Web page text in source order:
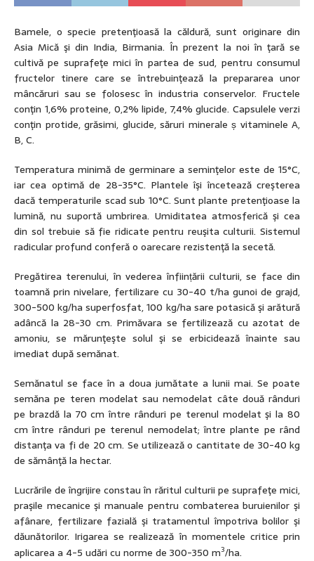
Bamele, o specie pretenţioasă la căldură, sunt originare din
Asia Mică şi din India, Birmania. În prezent la noi în ţară se
cultivă pe suprafeţe mici în partea de sud, pentru consumul
fructelor tinere care se întrebuinţează la pre­pararea unor
mâncăruri sau se folosesc în industria conservelor. Fructele
conţin 1,6% pro­teine, 0,2% lipide, 7,4% glucide. Capsulele verzi
conţin pro­tide, grăsimi, glucide, săruri minerale ș vitaminele A,
B, C.
Temperatura minimă de germinare a seminţelor este de 15°C,
iar cea optimă de 28-35°C. Plantele îşi încetează creşterea
dacă temperaturile scad sub 10°C. Sunt plante pretenţioase la
lumină, nu suportă umbrirea. Umiditatea atmosferică şi cea
din sol trebuie să fie ridicate pentru reuşita culturii. Sistemul
radicular profund conferă o oarecare rezistenţă la secetă.
Pregătirea terenului, în vederea înființării culturii, se face din
toamnă prin nivelare, fertilizare cu 30-40 t/ha gu­noi de grajd,
300-500 kg/ha superfosfat, 100 kg/ha sare potasică şi arătură
adâncă la 28-30 cm. Primăvara se fertilizează cu azotat de
amoniu, se mărunţeşte solul şi se erbicidează înainte sau
imediat după semănat.
Semănatul se face în a doua jumătate a lunii mai. Se poate
semăna pe teren mode­lat sau nemodelat câte două rânduri
pe brazdă la 70 cm între rânduri pe terenul modelat şi la 80
cm între rânduri pe terenul nemodelat; între plante pe rând
distanţa va fi de 20 cm. Se utilizează o cantitate de 30-40 kg
de sămânţă la hectar.
Lucrările de îngrijire constau în răritul culturii pe suprafeţe mici,
praşile mecani­ce şi manuale pentru combaterea buruienilor şi
afânare, fertilizare fazială şi tratamentul împotriva bolilor şi
dăunătorilor. Irigarea se realizează în momentele critice prin
aplicarea a 4-5 udări cu norme de 300-350 m3/ha.